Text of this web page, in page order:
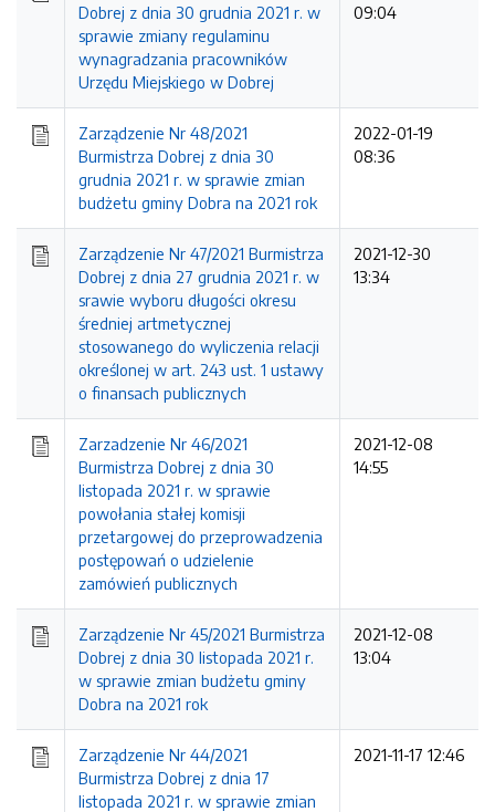
Dobrej z dnia 30 grudnia 2021 r. w
sprawie zmiany regulaminu
wynagradzania pracowników
Urzędu Miejskiego w Dobrej
09:04
Zarządzenie Nr 48/2021
Burmistrza Dobrej z dnia 30
grudnia 2021 r. w sprawie zmian
budżetu gminy Dobra na 2021 rok
2022-01-19
08:36
Zarządzenie Nr 47/2021 Burmistrza
Dobrej z dnia 27 grudnia 2021 r. w
srawie wyboru długości okresu
średniej artmetycznej
stosowanego do wyliczenia relacji
określonej w art. 243 ust. 1 ustawy
o finansach publicznych
2021-12-30
13:34
Zarzadzenie Nr 46/2021
Burmistrza Dobrej z dnia 30
listopada 2021 r. w sprawie
powołania stałej komisji
przetargowej do przeprowadzenia
postępowań o udzielenie
zamówień publicznych
2021-12-08
14:55
Zarządzenie Nr 45/2021 Burmistrza
Dobrej z dnia 30 listopada 2021 r.
w sprawie zmian budżetu gminy
Dobra na 2021 rok
2021-12-08
13:04
Zarządzenie Nr 44/2021
Burmistrza Dobrej z dnia 17
listopada 2021 r. w sprawie zmian
2021-11-17 12:46